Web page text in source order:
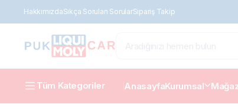
HakkımızdaSıkça Sorulan SorularSipariş Takip
Tüm Kategoriler AnasayfaKurumsal